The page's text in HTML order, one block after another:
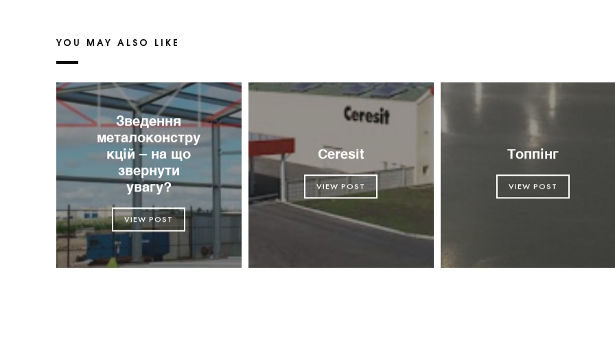
YOU MAY ALSO LIKE
Зведення
металоконстру
кцій – на що
звернути
увагу?
VIEW POST
Ceresit
VIEW POST
Топпінг
VIEW POST